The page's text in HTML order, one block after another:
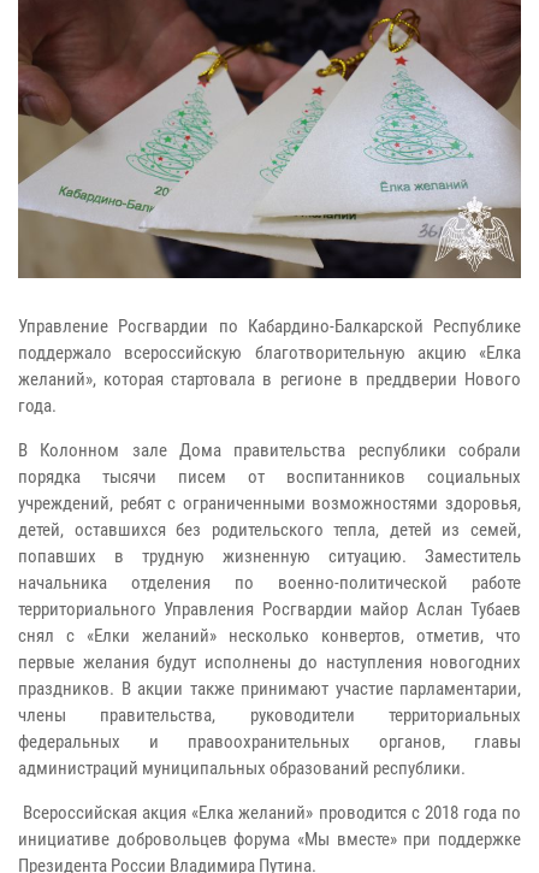
Управление Росгвардии по Кабардино-Балкарской Республике
поддержало всероссийскую благотворительную акцию «Елка
желаний», которая стартовала в регионе в преддверии Нового
года.
В Колонном зале Дома правительства республики собрали
порядка тысячи писем от воспитанников социальных
учреждений, ребят с ограниченными возможностями здоровья,
детей, оставшихся без родительского тепла, детей из семей,
попавших в трудную жизненную ситуацию. Заместитель
начальника отделения по военно-политической работе
территориального Управления Росгвардии майор Аслан Тубаев
снял с «Елки желаний» несколько конвертов, отметив, что
первые желания будут исполнены до наступления новогодних
праздников. В акции также принимают участие парламентарии,
члены правительства, руководители территориальных
федеральных и правоохранительных органов, главы
администраций муниципальных образований республики.
Всероссийская акция «Елка желаний» проводится с 2018 года по
инициативе добровольцев форума «Мы вместе» при поддержке
Президента России Владимира Путина.